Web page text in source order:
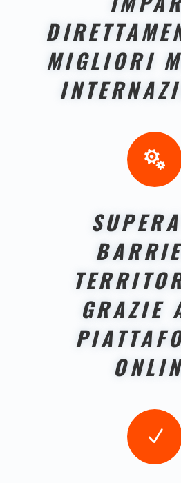
MIGLIORI

GRAZIE
N